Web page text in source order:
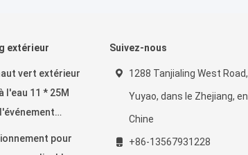
extérieur
vert extérieur
l'eau 11 * 25M
pour
Suivez-nous
1288 Tanjialing West Road,
Yuyao, dans le Zhejiang, en
Chine
+86-13567931228